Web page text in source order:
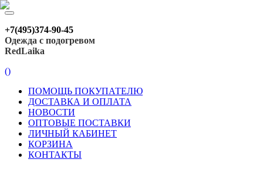
+7(495)374-90-45
Одежда с подогревом
RedLaika
()
ПОМОЩЬ ПОКУПАТЕЛЮ
ДОСТАВКА И ОПЛАТА
НОВОСТИ
ОПТОВЫЕ ПОСТАВКИ
ЛИЧНЫЙ КАБИНЕТ
КОРЗИНА
КОНТАКТЫ